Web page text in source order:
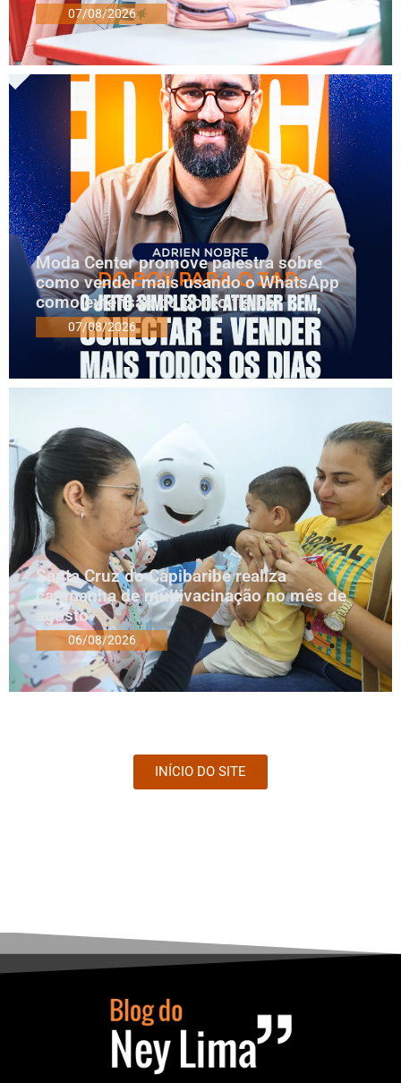
07/08/2026
Moda Center promove palestra sobre
como vender mais usando o WhatsApp
como extensão do ponto físico
07/08/2026
Santa Cruz do Capibaribe realiza
campanha de multivacinação no mês de
agosto
06/08/2026
INÍCIO DO SITE